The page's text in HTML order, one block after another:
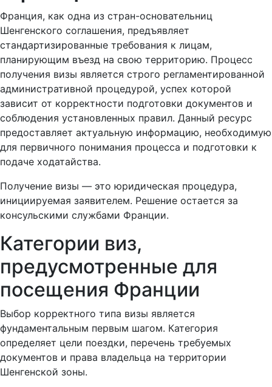
Франция, как одна из стран-основательниц
Шенгенского соглашения, предъявляет
стандартизированные требования к лицам,
планирующим въезд на свою территорию. Процесс
получения визы является строго регламентированной
административной процедурой, успех которой
зависит от корректности подготовки документов и
соблюдения установленных правил. Данный ресурс
предоставляет актуальную информацию, необходимую
для первичного понимания процесса и подготовки к
подаче ходатайства.
Получение визы — это юридическая процедура,
инициируемая заявителем. Решение остается за
консульскими службами Франции.
Категории виз,
предусмотренные для
посещения Франции
Выбор корректного типа визы является
фундаментальным первым шагом. Категория
определяет цели поездки, перечень требуемых
документов и права владельца на территории
Шенгенской зоны.